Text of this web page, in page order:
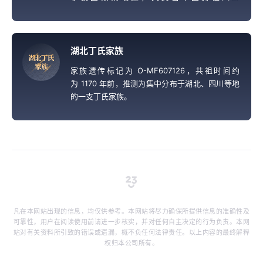
湖北丁氏
家族
湖北丁氏家族
家族遗传标记为 O-MF607126，共祖时间约
为 1170 年前，推测为集中分布于湖北、四川等地
的一支丁氏家族。
凡在本网站出现的信息，均仅供参考。本网站将尽力确保所提供信息的准确性及
可靠性，用户在阅读使用前请进一步核实，并对任何自主决定的行为负责。本网
站对有关资料所引致的错误或遗漏，概不负任何法律责任。以上内容的最终解释
权归本公司所有。